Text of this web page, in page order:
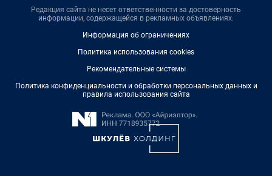
Редакция сайта не несет ответственности за достоверность
информации, содержащейся в рекламных объявлениях.
Информация об ограничениях
Политика использования cookies
Рекомендательные системы
Политика конфиденциальности и обработки персональных данных и
правила использования сайта